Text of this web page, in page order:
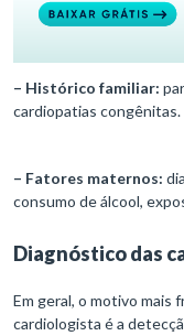
– Histórico familiar:
cardiopatias congênitas.
– Fatores maternos:
consumo de álcool,
Diagnóstico das
Em geral, o motivo mais
cardiologista é a